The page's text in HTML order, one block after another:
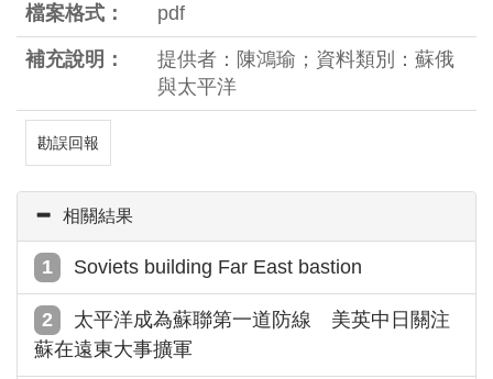
檔案格式： pdf
補充說明：
提供者：陳鴻瑜；資料類別：蘇俄
與太平洋
勘誤回報
相關結果
Soviets building Far East bastion
太平洋成為蘇聯第一道防線 美英中日關注
蘇在遠東大事擴軍